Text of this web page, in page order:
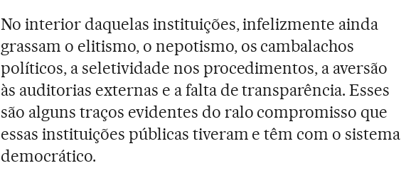
No interior daquelas instituições, infelizmente ainda
grassam o elitismo, o nepotismo, os cambalachos
políticos, a seletividade nos procedimentos, a aversão
às auditorias externas e a falta de transparência. Esses
são alguns traços evidentes do ralo compromisso que
essas instituições públicas tiveram e têm com o sistema
democrático.